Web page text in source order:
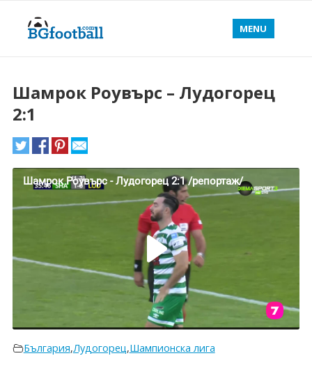
MENU
Шамрок Роувърс – Лудогорец
2:1
България,Лудогорец,Шампионска лига